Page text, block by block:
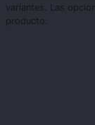
variantes. Las
producto.